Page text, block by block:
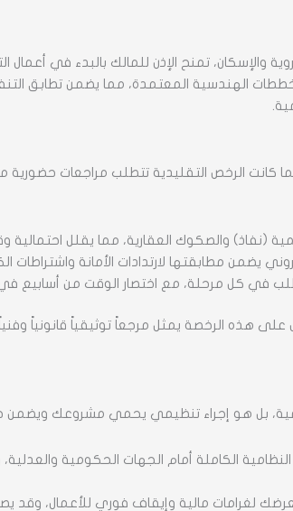
والإسكان، تمنح الإذن للمالك بالبدء في أعمال
الهندسية المعتمدة، مما يضمن تطابق
كانت الرخص التقليدية تتطلب مراجعات
(نفاذ) والصكوك العقارية، مما يقلل احتمالية
يضمن مطابقتها لارتدادات الأمانة واشتراطات
في كل مرحلة، مع اختصار الوقت من أسابيع
هذه الرخصة يمثل مرجعاً توثيقياً قانونياً
بل هو إجراء تنظيمي يحمي مشروعك
الكاملة أمام الجهات الحكومية
لغرامات مالية وإيقاف فوري للأعمال، وقد يصل